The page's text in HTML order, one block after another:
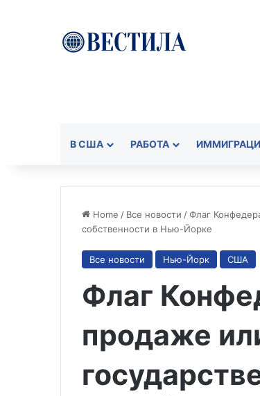
В США РАБОТА
Home / Все новости /Флаг
собственности в Нью-Йорке
Все новости Нью-Йорк США
Флаг
продаже